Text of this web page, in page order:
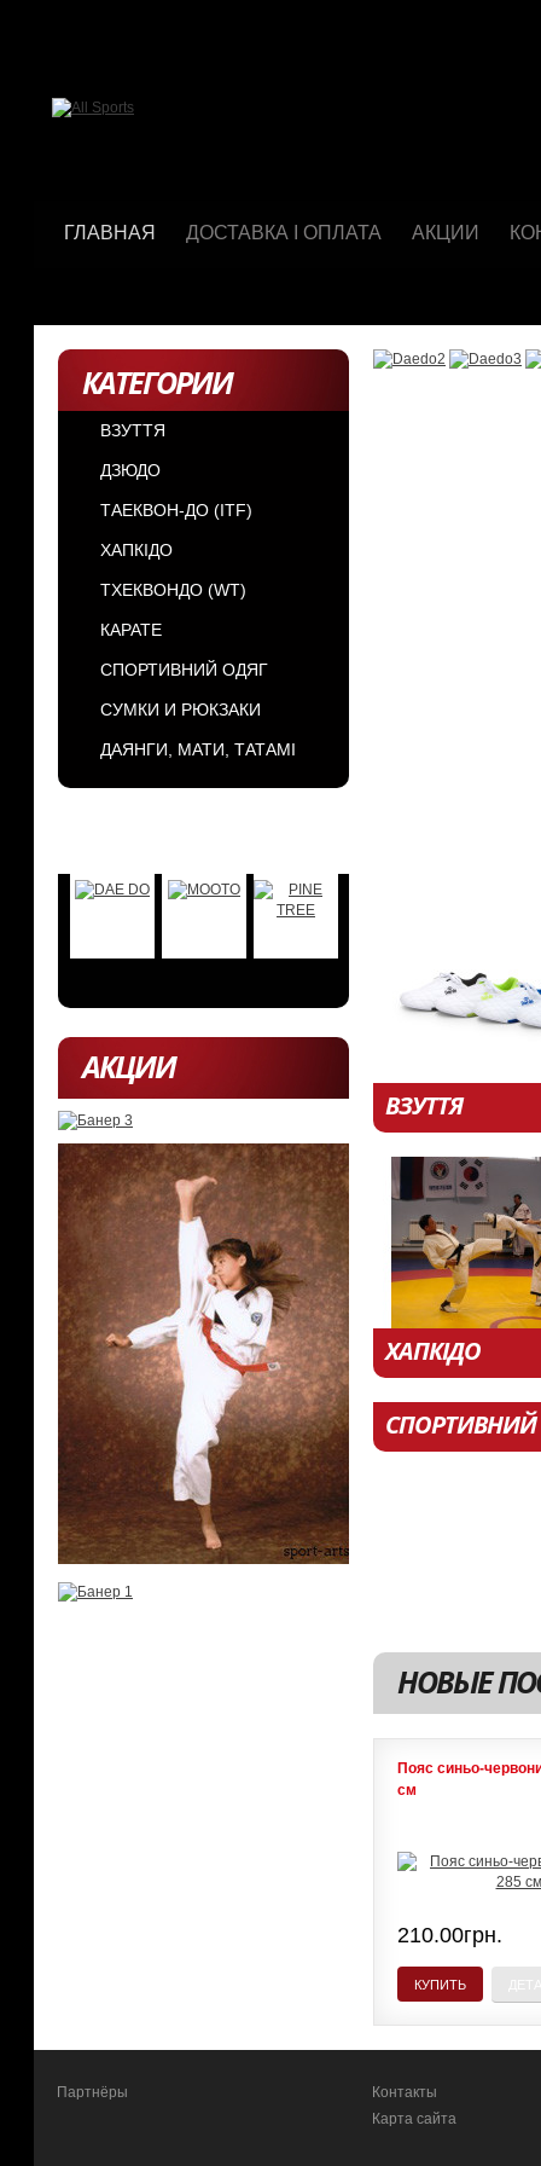
ГЛАВНАЯ ДОСТАВКА І ОПЛАТА АКЦИИ
КАТЕГОРИИ
ВЗУТТЯ
ДЗЮДО
ТАЕКВОН-ДО (ІТF)
ХАПКІДО
ТХЕКВОНДО (WT)
КАРАТЕ
СПОРТИВНИЙ ОДЯГ
СУМКИ И РЮКЗАКИ
ДАЯНГИ, МАТИ, ТАТАМІ
АКЦИИ
ВЗУТТЯ
ХАПКІДО
СПОРТИВНИЙ
НОВЫЕ
Пояс синьо-
см
210.00грн.
КУПИТЬ
Партнёры
Контакты
Карта сайта